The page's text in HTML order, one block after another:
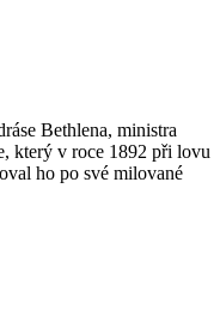
Bethlena, ministra
který v roce 1892 při lovu
ho po své milované